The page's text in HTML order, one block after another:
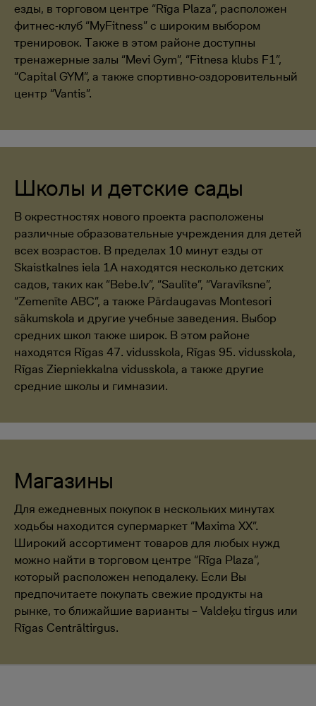
езды, в торговом центре “Rīga Plaza”, расположен
фитнес-клуб “MyFitness” с широким выбором
тренировок. Также в этом районе доступны
тренажерные залы “Mevi Gym”, “Fitnesa klubs F1”,
“Capital GYM”, а также спортивно-оздоровительный
центр “Vantis”.
Школы и детские сады
В окрестностях нового проекта расположены
различные образовательные учреждения для детей
всех возрастов. В пределах 10 минут езды от
Skaistkalnes iela 1A находятся несколько детских
садов, таких как “Bebe.lv”, “Saulīte”, “Varavīksne”,
“Zemenīte ABC”, а также Pārdaugavas Montesori
sākumskola и другие учебные заведения. Выбор
средних школ также широк. В этом районе
находятся Rīgas 47. vidusskola, Rīgas 95. vidusskola,
Rīgas Ziepniekkalna vidusskola, а также другие
средние школы и гимназии.
Магазины
Для ежедневных покупок в нескольких минутах
ходьбы находится супермаркет “Maxima XX”.
Широкий ассортимент товаров для любых нужд
можно найти в торговом центре “Rīga Plaza”,
который расположен неподалеку. Если Вы
предпочитаете покупать свежие продукты на
рынке, то ближайшие варианты – Valdeķu tirgus или
Rīgas Centrāltirgus.